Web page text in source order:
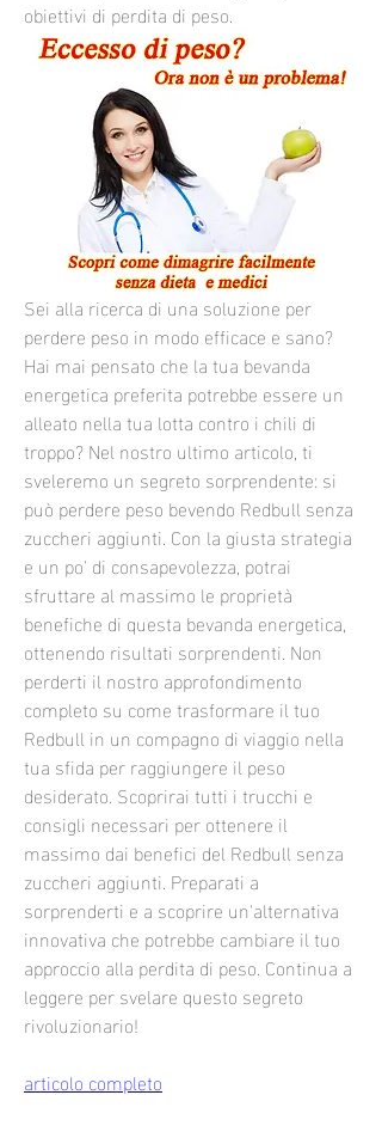
obiettivi di perdita di peso.
Sei alla ricerca di una soluzione per
perdere peso in modo efficace e sano?
Hai mai pensato che la tua bevanda
energetica preferita potrebbe essere un
alleato nella tua lotta contro i chili di
troppo? Nel nostro ultimo articolo, ti
sveleremo un segreto sorprendente: si
può perdere peso bevendo Redbull senza
zuccheri aggiunti. Con la giusta strategia
e un po' di consapevolezza, potrai
sfruttare al massimo le proprietà
benefiche di questa bevanda energetica,
ottenendo risultati sorprendenti. Non
perderti il nostro approfondimento
completo su come trasformare il tuo
Redbull in un compagno di viaggio nella
tua sfida per raggiungere il peso
desiderato. Scoprirai tutti i trucchi e
consigli necessari per ottenere il
massimo dai benefici del Redbull senza
zuccheri aggiunti. Preparati a
sorprenderti e a scoprire un'alternativa
innovativa che potrebbe cambiare il tuo
approccio alla perdita di peso. Continua a
leggere per svelare questo segreto
rivoluzionario!
articolo completo